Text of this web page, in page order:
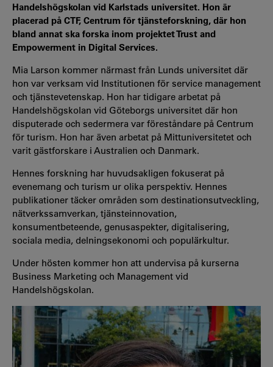
Handelshögskolan vid Karlstads universitet. Hon är
placerad på CTF, Centrum för tjänsteforskning, där hon
bland annat ska forska inom projektet Trust and
Empowerment in Digital Services.
Mia Larson kommer närmast från Lunds universitet där
hon var verksam vid Institutionen för service management
och tjänstevetenskap. Hon har tidigare arbetat på
Handelshögskolan vid Göteborgs universitet där hon
disputerade och sedermera var föreståndare på Centrum
för turism. Hon har även arbetat på Mittuniversitetet och
varit gästforskare i Australien och Danmark.
Hennes forskning har huvudsakligen fokuserat på
evenemang och turism ur olika perspektiv. Hennes
publikationer täcker områden som destinationsutveckling,
nätverkssamverkan, tjänsteinnovation,
konsumentbeteende, genusaspekter, digitalisering,
sociala media, delningsekonomi och populärkultur.
Under hösten kommer hon att undervisa på kurserna
Business Marketing och Management vid
Handelshögskolan.